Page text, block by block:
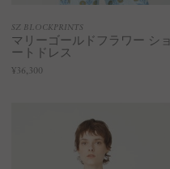
SZ BLOCKPRINTS
マリーゴールドフラワー ショ
ートドレス
¥36,300